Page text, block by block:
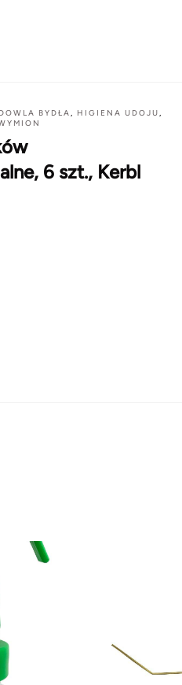
BYDŁA, HIGIENA UDOJU,
6 szt., Kerbl